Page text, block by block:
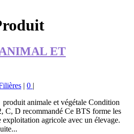
ET
| 0 |
animale et végétale Condition
C, D recommandé Ce BTS forme les
exploitation agricole avec un élevage.